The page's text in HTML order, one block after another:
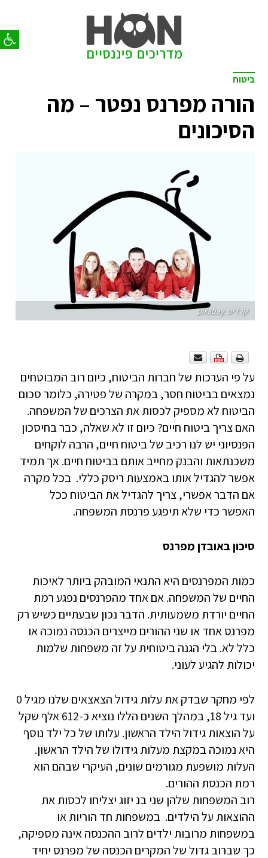
פתח
ביטוח
הורה מפרנס נפטר – מה
הסיכונים
קרדיט: pixabay
על פי הערכות של חברות הביטוח, כיום רוב המבוטחים
נמצאים בביטוח חסר, במקרה של פטירה, כלומר סכום
הביטוח לא מספיק לכסות את הצרכים של המשפחה.
האם צריך ביטוח חיים? כיום זו לא שאלה, כבר בחיסכון
הפנסיוני יש לנו רכיב של ביטוח חיים, הרבה לוקחים
משכנתאות והבנק מחייב אותם בביטוח חיים. אך תמיד
אפשר להגדיל אותו באמצעות ריסק כללי. בכל מקרה
אם הדבר אפשרי, צריך להגדיל את הביטוח ככל
האפשר כדי שלא תיפגע פרנסת המשפחה.
סיכון באובדן מפרנס
כמות המפרנסים היא התנאי המובהק ביותר לאיכות
החיים של המשפחה. אם אחד מהפרנסים נפגע רמת
החיים יורדת משמעותית. הדבר נכון שבעתיים כשיש רק
מפרנס אחד או שני ההורים מייצרים הכנסה נמוכה או
כלל לא. בלי הגנה ביטוחית על זה משפחות שלמות
יכולות להגיע לעוני.
לפי מחקר שבדק את עלות גידול הצאצאים שלנו מגיל 0
ועד גיל 18, במהלך השנים הללו נוציא כ-612 אלף שקל
על הוצאות גידול הילד הראשון. עלותו של כל ילד נוסף
היא נמוכה במקצת מעלות גידולו של הילד הראשון.
העלות מושפעת מגורמים שונים, העיקרי שבהם הוא
רמת הכנסת ההורים.
רוב המשפחות שלהן שני בנ יזוג יצליחו לכסות את
ההוצאות על הילדים. במשפחות חד הוריות או
במשפחות מרובות ילדים לרוב ההכנסה אינה מספיקה,
כך שברוב גדול של המקרים הכנסה של מפרנס יחיד